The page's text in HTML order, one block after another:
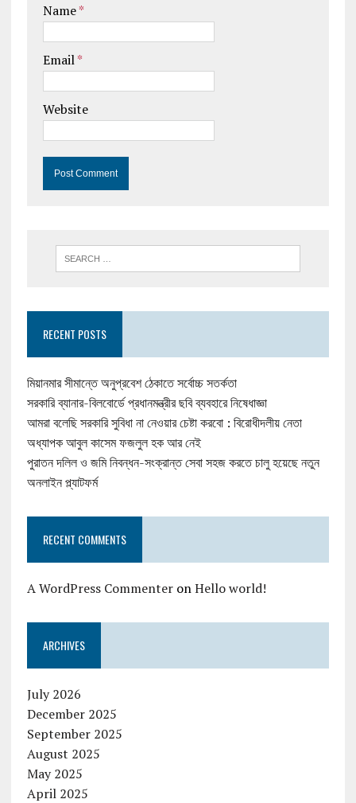
Name*
Email*
Website
RECENT POSTS
মিয়ানমার সীমান্তে অনুপ্রবেশ ঠেকাতে সর্বোচ্চ সতর্কতা
সরকারি ব্যানার-বিলবোর্ডে প্রধানমন্ত্রীর ছবি ব্যবহারে নিষেধাজ্ঞা
আমরা বলেছি সরকারি সুবিধা না নেওয়ার চেষ্টা করবো : বিরোধীদলীয় নেতা
অধ্যাপক আবুল কাসেম ফজলুল হক আর নেই
পুরাতন দলিল ও জমি নিবন্ধন-সংক্রান্ত সেবা সহজ করতে চালু হয়েছে নতুন
অনলাইন প্ল্যাটফর্ম
RECENT COMMENTS
A WordPress CommenteronHello world!
ARCHIVES
July 2026
December 2025
September 2025
August 2025
May 2025
April 2025